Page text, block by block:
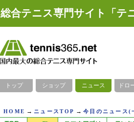
総合テニス専門サイト「テ
トップ ショップ ニュース ドロ
HOME → ニュースTOP →今日のニュース(